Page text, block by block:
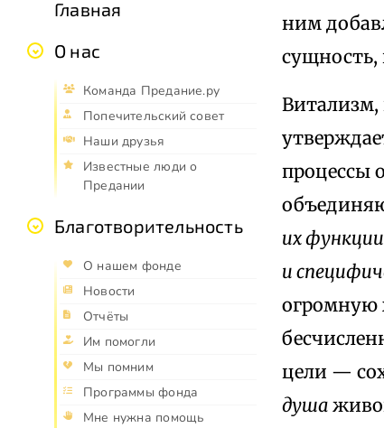
Главная
О нас
Команда Предание.ру
Попечительский совет
Наши друзья
Известные люди о
Предании
Благотворительность
О нашем фонде
Новости
Отчёты
Им помогли
Мы помним
Программы фонда
Мне нужна помощь
ним
сущность,
процессы
их
и
огромную
цели —
душа